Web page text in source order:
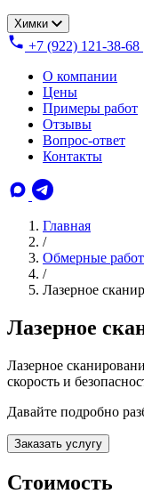
Химки
+7 (922) 121-38-68
О компании
Цены
Примеры работ
Отзывы
Вопрос-ответ
Контакты
Главная
/
Обмерные
/
Лазерное
Лазерное
Лазерное
скорость и
Давайте подробно
Заказать услугу
Стоимость